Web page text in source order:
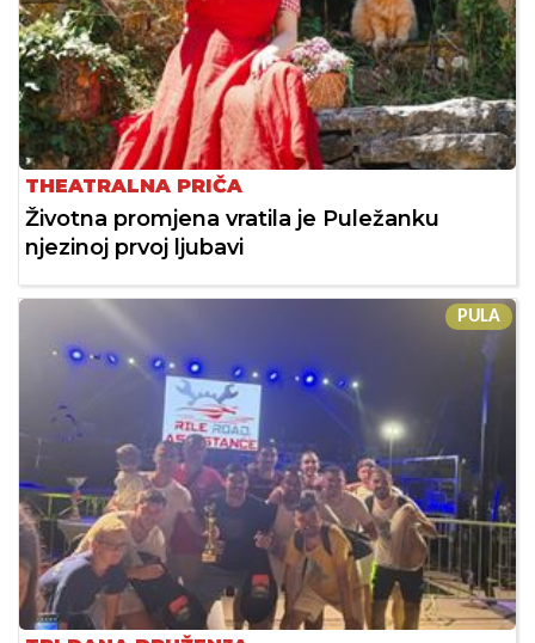
THEATRALNA PRIČA
Životna promjena vratila je Puležanku
njezinoj prvoj ljubavi
PULA